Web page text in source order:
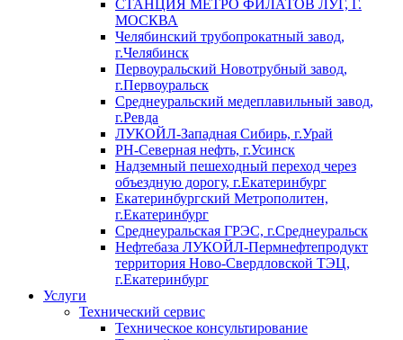
СТАНЦИЯ МЕТРО ФИЛАТОВ ЛУГ, Г.
МОСКВА
Челябинский трубопрокатный завод,
г.Челябинск
Первоуральский Новотрубный завод,
г.Первоуральск
Среднеуральский медеплавильный завод,
г.Ревда
ЛУКОЙЛ-Западная Сибирь, г.Урай
РН-Северная нефть, г.Усинск
Надземный пешеходный переход через
объездную дорогу, г.Екатеринбург
Екатеринбургский Метрополитен,
г.Екатеринбург
Среднеуральская ГРЭС, г.Среднеуральск
Нефтебаза ЛУКОЙЛ-Пермнефтепродукт
территория Ново-Свердловской ТЭЦ,
г.Екатеринбург
Услуги
Технический сервис
Техническое консультирование